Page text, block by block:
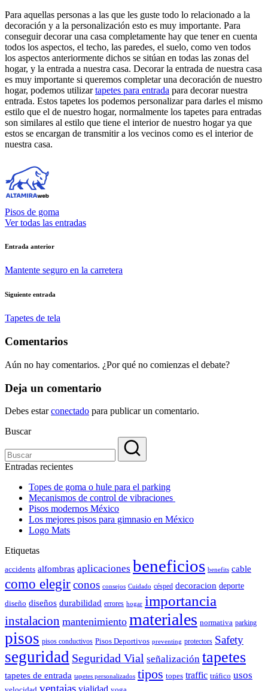
Para aquellas personas a las que les guste todo lo relacionado a la
decoración y a la personalización esto es muy importante. Para
conseguir decorar una casa completamente hay que tener en cuenta
todos los aspectos, el techo, las paredes, el suelo, como ven todos
los aspectos anteriormente dichos se sitúan en todas las zonas del
hogar, y la entrada a nuestra casa. Decorar la entrada de nuestra casa
es muy importante si queremos completar una decoración de nuestro
hogar, podemos utilizartapetes para entrada para decorar nuestra
entrada. Estos tapetes los podemos personalizar para darles el mismo
estilo que el de nuestro hogar, normalmente los tapetes para entradas
son similares al estilo que tiene el interior de nuestro hogar ya que
estos se encargan de transmitir a los vecinos como es el interior de
nuestra casa.
Pisos de goma
Ver todas las entradas
Navegación
de
Entrada anterior
Mantente seguro en la carretera
Siguiente entrada
Tapetes de tela
Comentarios
Aún no hay comentarios. ¿Por qué no comienzas el debate?
Deja un comentario
Debes estarconectado para publicar un comentario.
Buscar
Entradas recientes
Topes de goma o hule para el parking
Mecanismos de control de vibraciones
Pisos modernos México
Los mejores pisos para gimnasio en México
Logo Mats
Etiquetas
accidents alfombras aplicaciones beneficios benefits cable
como elegirconos consejos Cuidado césped decoracion deporte
diseño diseños durabilidad errores hogar importancia
instalacion mantenimiento materiales normativa parking
pisos pisos conductivos Pisos Deportivos preventing protectors Safety
seguridad Seguridad Vial señalización tapetes
tapetes de entrada tapetes personalizados tipos topes traffic tráfico usos
ventajas